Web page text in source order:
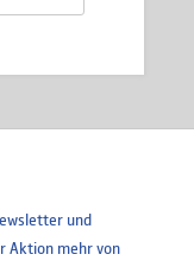
und
Aktion mehr von